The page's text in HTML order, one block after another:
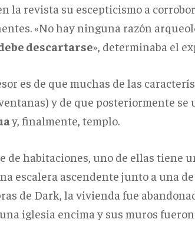
la revista su escepticismo a
«No hay ninguna razón
descartarse», determinaba el
es de que muchas de las
y de que posteriormente se
y, finalmente, templo.
de habitaciones, uno de ellas tiene
escalera ascendente junto a una de
de Dark, la vivienda fue
iglesia encima y sus muros